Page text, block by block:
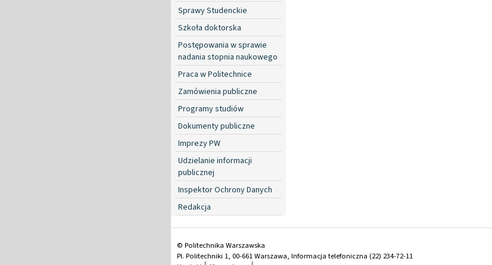
Sprawy Studenckie
Szkoła doktorska
Postępowania w sprawie
nadania stopnia naukowego
Praca w Politechnice
Zamówienia publiczne
Programy studiów
Dokumenty publiczne
Imprezy PW
Udzielanie informacji
publicznej
Inspektor Ochrony Danych
Redakcja
© Politechnika Warszawska
Pl. Politechniki 1, 00-661 Warszawa, Informacja telefoniczna (22) 234-72-11